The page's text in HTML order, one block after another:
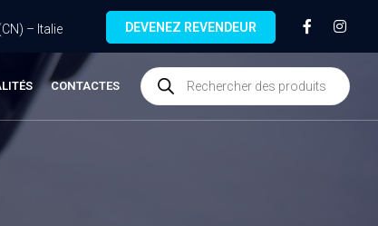
– Italie DEVENEZ REVENDEUR
CONTACTES